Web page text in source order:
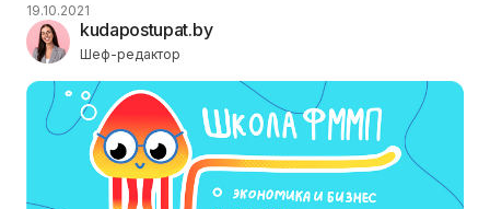
kudapostupat.by
Шеф-редактор
19.10.2021